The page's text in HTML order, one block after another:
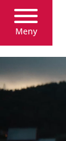
Meny